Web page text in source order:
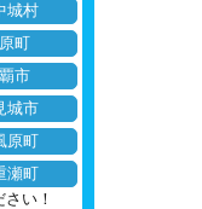
城村
町
市
城市
原町
瀬町
い！